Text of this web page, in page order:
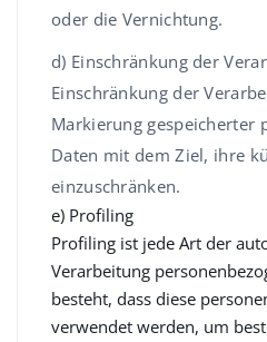
oder die Vernichtung.
d) Einschränkung der
Einschränkung der
Markierung gespeicherter
Daten mit dem Ziel, ihre
einzuschränken.
e) Profiling
Profiling ist jede Art der
Verarbeitung
besteht, dass diese
verwendet werden, um